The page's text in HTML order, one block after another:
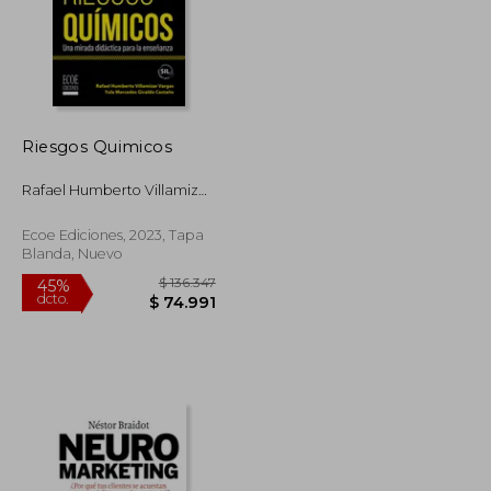
$ 90.601
Riesgos Quimicos
Rafael Humberto Villamizar
Giraldo Castaño
Ecoe Ediciones, 2023, Tapa
Blanda, Nuevo
dcto.